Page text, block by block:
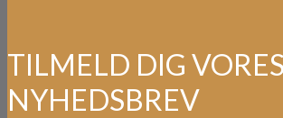
TILMELD DIG VORES
NYHEDSBREV